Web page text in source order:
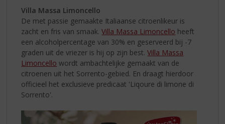
Villa Massa Limoncello
De met passie gemaakte Italiaanse citroenlikeur is
zacht en fris van smaak.Villa Massa Limoncello heeft
een alcoholpercentage van 30% en geserveerd bij -7
graden uit de vriezer is hij op zijn best.Villa Massa
Limoncello wordt ambachtelijke gemaakt van de
citroenen uit het Sorrento-gebied. En draagt hierdoor
officieel het exclusieve predicaat 'Liqoure di limone di
Sorrento'.